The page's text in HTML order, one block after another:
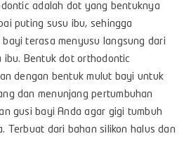
adalah dot yang bentuknya
puting susu ibu, sehingga
bayi terasa menyusu langsung dari
ibu. Bentuk dot orthodontic
dengan bentuk mulut bayi untuk
dan menunjang pertumbuhan
gusi bayi Anda agar gigi tumbuh
Terbuat dari bahan silikon halus dan